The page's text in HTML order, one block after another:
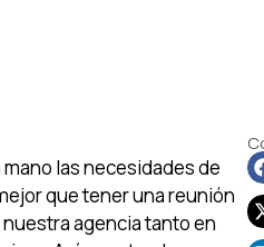
las necesidades de
que tener una reunión
agencia tanto en